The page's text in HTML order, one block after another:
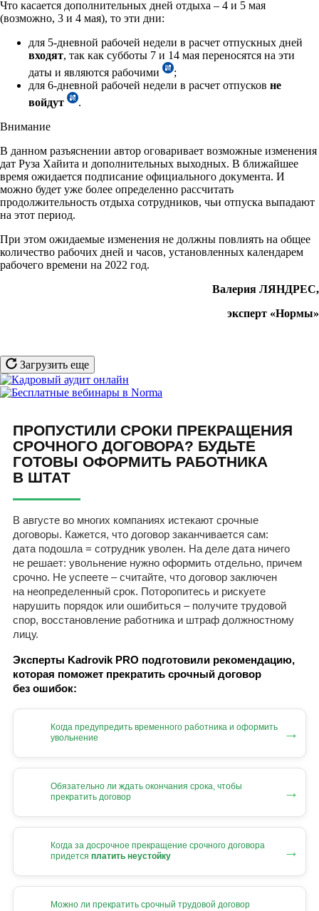
Что касается дополнительных дней отдыха – 4 и 5 мая
(возможно, 3 и 4 мая), то эти дни:
для 5-дневной рабочей недели в расчет отпускных дней
входят, так как субботы 7 и 14 мая переносятся на эти
даты и являются рабочими
;
для 6-дневной рабочей недели в расчет отпусков не
войдут
.
Внимание
В данном разъяснении автор оговаривает возможные изменения
дат Руза Хайита и дополнительных выходных. В ближайшее
время ожидается подписание официального документа. И
можно будет уже более определенно рассчитать
продолжительность отдыха сотрудников, чьи отпуска выпадают
на этот период.
При этом ожидаемые изменения не должны повлиять на общее
количество рабочих дней и часов, установленных календарем
рабочего времени на 2022 год.
Валерия ЛЯНДРЕС,
эксперт «Нормы»
Загрузить еще
ПРОПУСТИЛИ СРОКИ ПРЕКРАЩЕНИЯ
СРОЧНОГО ДОГОВОРА? БУДЬТЕ
ГОТОВЫ ОФОРМИТЬ РАБОТНИКА
В ШТАТ
В августе во многих компаниях истекают срочные
договоры. Кажется, что договор заканчивается сам:
дата подошла = сотрудник уволен. На деле дата ничего
не решает: увольнение нужно оформить отдельно, причем
срочно. Не успеете – считайте, что договор заключен
на неопределенный срок. Поторопитесь и рискуете
нарушить порядок или ошибиться – получите трудовой
спор, восстановление работника и штраф должностному
лицу.
Эксперты Kadrovik PRO подготовили рекомендацию,
которая поможет прекратить срочный договор
без ошибок:
Когда предупредить временного работника и оформить
увольнение
→
Обязательно ли ждать окончания срока, чтобы
прекратить договор
→
Когда за досрочное прекращение срочного договора
придется платить неустойку →
Можно ли прекратить срочный трудовой договор